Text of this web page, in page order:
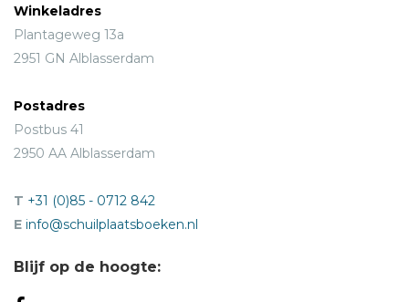
Winkeladres
Plantageweg 13a
2951 GN Alblasserdam
Postadres
Postbus 41
2950 AA Alblasserdam
T +31 (0)85 - 0712 842
E info@schuilplaatsboeken.nl
Blijf op de hoogte: